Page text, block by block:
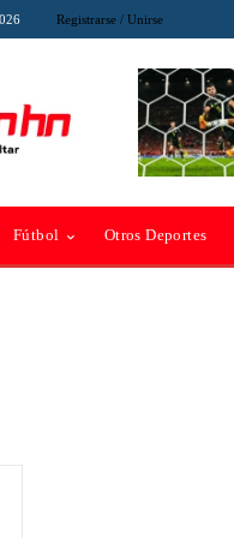
Registrarse / Unirse
Fútbol Otros Deportes